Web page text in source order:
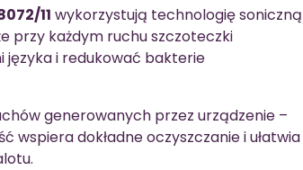
11 wykorzystują technologię soniczną
przy każdym ruchu szczoteczki
języka i redukować bakterie
generowanych przez urządzenie –
wspiera dokładne oczyszczanie i ułatwia